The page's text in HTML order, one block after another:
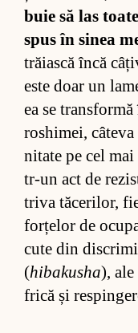
buie să las
spus în si­nea
tră­i­ască încă
este doar un
ea se
ros­hi­mei,
ni­tate pe cel
tr-un act de
triva tă­ce­ri­lor,
for­țe­lor de
cute din
(hibakusha), ale
frică și